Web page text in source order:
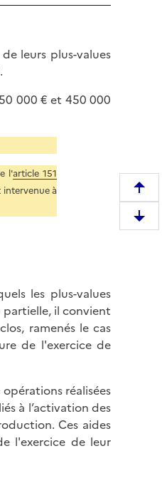
leurs plus-values
000 € et 450 000
l'article 151
intervenue à
les plus-values
il convient
ramenés le cas
de l'exercice de
réalisées
à l’activation des
Ces aides
l'exercice de leur
e
m
D